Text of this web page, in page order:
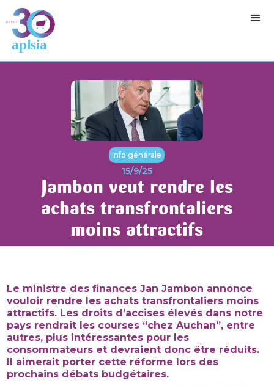
Info générale
15/9/25
Jambon veut rendre les
achats transfrontaliers
moins attractifs
Le ministre des finances Jan Jambon annonce
vouloir rendre les achats transfrontaliers moins
attractifs. Les droits d’accises élevés dans notre
pays rendrait les courses “chez Auchan”, entre
autres, plus intéressantes pour les
consommateurs et devraient donc être réduits.
Il aimerait porter cette réforme lors des
prochains débats budgétaires.